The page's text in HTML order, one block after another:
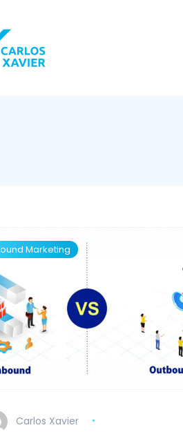
Marketing
Carlos Xavier